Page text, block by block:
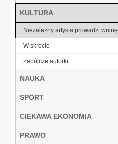
KULTURA
Niezależny artysta prowadzi wojnę
W skrócie
Zabójcze autorki
NAUKA
SPORT
CIEKAWA EKONOMIA
PRAWO